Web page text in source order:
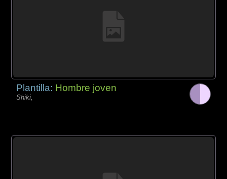
Plantilla: Hombre joven
Shiki,